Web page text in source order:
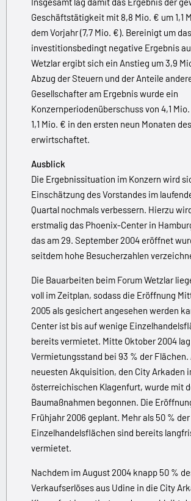
Geschäftstätigkeit mit 8,8 Mio. € um 1,1
dem Vorjahr (7,7 Mio. €). Bereinigt um das
investitionsbedingt negative Ergebnis
Wetzlar ergibt sich ein Anstieg um 3,9
Abzug der Steuern und der Anteile
Gesellschafter am Ergebnis wurde ein
Konzernperiodenüberschuss von 4,1
1,1 Mio. € in den ersten neun Monaten
erwirtschaftet.
Ausblick
Die Ergebnissituation im Konzern wird
Einschätzung des Vorstandes im
Quartal nochmals verbessern. Hierzu
erstmalig das Phoenix-Center in
das am 29. September 2004 eröffnet
seitdem hohe Besucherzahlen
Die Bauarbeiten beim Forum Wetzlar
voll im Zeitplan, sodass die Eröffnung
2005 als gesichert angesehen werden
Center ist bis auf wenige
bereits vermietet. Mitte Oktober 2004
Vermietungsstand bei 93 % der Flächen.
neuesten Akquisition, den City Arkaden
österreichischen Klagenfurt, wurde mit
Baumaßnahmen begonnen. Die
Frühjahr 2006 geplant. Mehr als 50 % der
Einzelhandelsflächen sind bereits
vermietet.
Nachdem im August 2004 knapp 50 %
Verkaufserlöses aus Udine in die City